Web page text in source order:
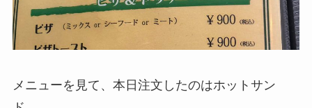
メニューを見て、本日注文したのはホットサン